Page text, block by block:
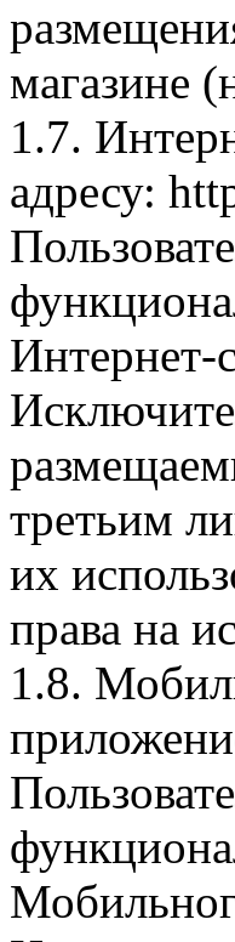
магазине
1.7.
адресу:
Интернет-
третьим
их
права на
1.8.